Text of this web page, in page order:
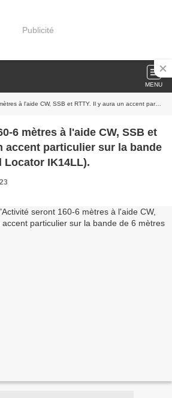
Publicité
MENU
SSB et RTTY. Il y aura un accent particulier sur la bande de 6 mètres (Grid Locator IK14LL).
6 mètres à l'aide CW, SSB et
accent particulier sur la bande
Locator IK14LL).